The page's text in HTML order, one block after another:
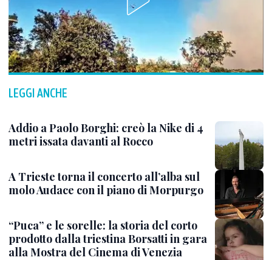
LEGGI ANCHE
Addio a Paolo Borghi: creò la Nike di 4
metri issata davanti al Rocco
A Trieste torna il concerto all’alba sul
molo Audace con il piano di Morpurgo
“Puca” e le sorelle: la storia del corto
prodotto dalla triestina Borsatti in gara
alla Mostra del Cinema di Venezia